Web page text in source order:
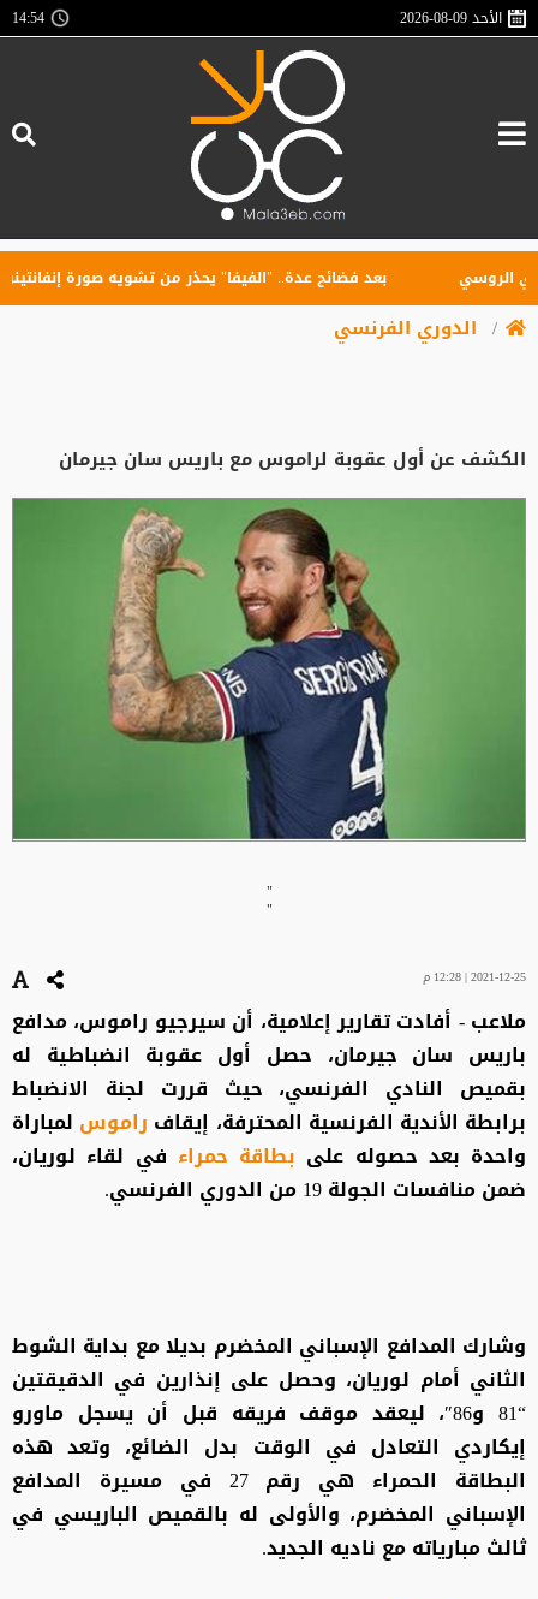
الأحد2026-08-09
14:54
بعد فضائح عدة.. "الفيفا" يحذر من تشويه صورة إنفانتينو
الدوري الفرنسي
الكشف عن أول عقوبة لراموس مع باريس سان جيرمان
"
"
2021-12-25 | 12:28 م
ملاعب - أفادت تقارير إعلامية، أن سيرجيو راموس، مدافع
باريس سان جيرمان، حصل أول عقوبة انضباطية له
بقميص النادي الفرنسي، حيث قررت لجنة الانضباط
برابطة الأندية الفرنسية المحترفة، إيقاف راموس لمباراة
واحدة بعد حصوله على بطاقة حمراء في لقاء لوريان،
ضمن منافسات الجولة 19 من الدوري الفرنسي.
وشارك المدافع الإسباني المخضرم بديلا مع بداية الشوط
الثاني أمام لوريان، وحصل على إنذارين في الدقيقتين
“81 و86″، ليعقد موقف فريقه قبل أن يسجل ماورو
إيكاردي التعادل في الوقت بدل الضائع، وتعد هذه
البطاقة الحمراء هي رقم 27 في مسيرة المدافع
الإسباني المخضرم، والأولى له بالقميص الباريسي في
ثالث مبارياته مع ناديه الجديد.